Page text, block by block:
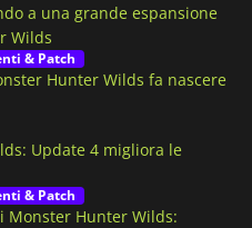
a una grande espansione
Wilds
& Patch
Hunter Wilds fa nascere
Update 4 migliora le
& Patch
Monster Hunter Wilds: